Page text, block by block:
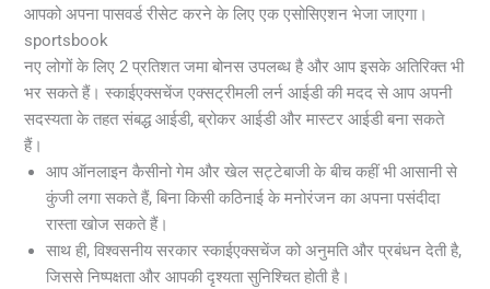
आपको अपना पासवर्ड रीसेट करने के लिए एक एसोसिएशन भेजा जाएगा।
sportsbook
नए लोगों के लिए 2 प्रतिशत जमा बोनस उपलब्ध है और आप इसके अतिरिक्त भी
भर सकते हैं। स्काईएक्सचेंज एक्सट्रीमली लर्न आईडी की मदद से आप अपनी
सदस्यता के तहत संबद्ध आईडी, ब्रोकर आईडी और मास्टर आईडी बना सकते
हैं।
आप ऑनलाइन कैसीनो गेम और खेल सट्टेबाजी के बीच कहीं भी आसानी से
कुंजी लगा सकते हैं, बिना किसी कठिनाई के मनोरंजन का अपना पसंदीदा
रास्ता खोज सकते हैं।
साथ ही, विश्वसनीय सरकार स्काईएक्सचेंज को अनुमति और प्रबंधन देती है,
जिससे निष्पक्षता और आपकी दृश्यता सुनिश्चित होती है।